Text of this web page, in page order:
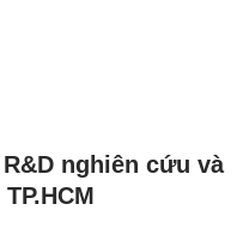
nghiên cứu và